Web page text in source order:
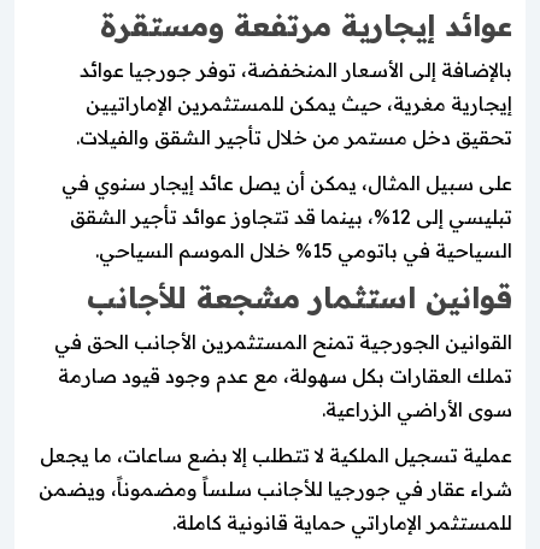
عوائد إيجارية مرتفعة ومستقرة
بالإضافة إلى الأسعار المنخفضة، توفر جورجيا عوائد
إيجارية مغرية، حيث يمكن للمستثمرين الإماراتيين
تحقيق دخل مستمر من خلال تأجير الشقق والفيلات.
على سبيل المثال، يمكن أن يصل عائد إيجار سنوي في
تبليسي إلى 12%، بينما قد تتجاوز عوائد تأجير الشقق
السياحية في باتومي 15% خلال الموسم السياحي.
قوانين استثمار مشجعة للأجانب
القوانين الجورجية تمنح المستثمرين الأجانب الحق في
تملك العقارات بكل سهولة، مع عدم وجود قيود صارمة
سوى الأراضي الزراعية.
عملية تسجيل الملكية لا تتطلب إلا بضع ساعات، ما يجعل
شراء عقار في جورجيا للأجانب سلساً ومضموناً، ويضمن
للمستثمر الإماراتي حماية قانونية كاملة.